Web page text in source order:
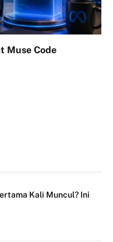
Muse Code
Kali Muncul? Ini